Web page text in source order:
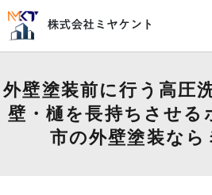
外壁塗装前に行う高圧
壁・樋を長持ちさせる
市の外壁塗装なら